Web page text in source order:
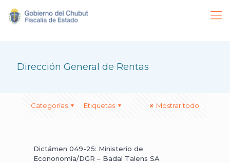
Dirección General de Rentas
Categorías Etiquetas Mostrar todo
Dictámen 049-25: Ministerio de
Econonomía/DGR – Badal Talens SA